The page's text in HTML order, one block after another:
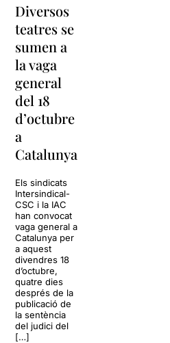
Diversos
teatres se
sumen a
la vaga
general
del 18
d’octubre
a
Catalunya
Els sindicats
Intersindical-
CSC i la IAC
han convocat
vaga general a
Catalunya per
a aquest
divendres 18
d’octubre,
quatre dies
després de la
publicació de
la sentència
del judici del
[…]